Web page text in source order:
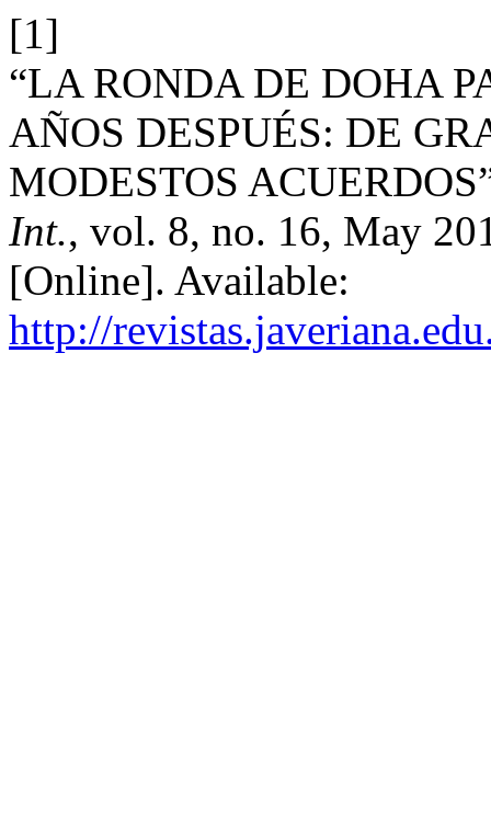
[1]
“LA RONDA DE DOHA
AÑOS DESPUÉS: DE
MODESTOS
Int., vol. 8, no. 16, May
[Online]. Available:
http://